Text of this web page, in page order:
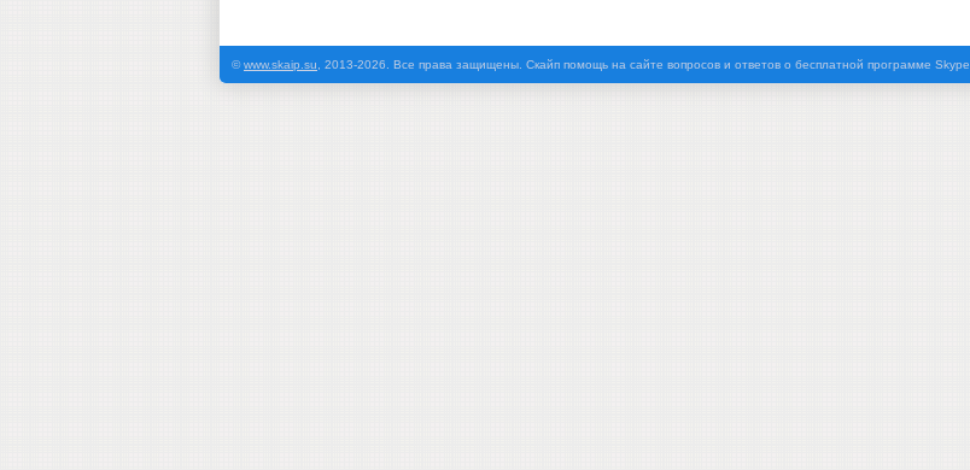
©www.skaip.su , 2013-2026. Все права защищены. Скайп помощь на сайте вопросов и ответов о бесплатной программе Skype.